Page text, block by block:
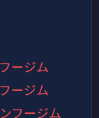
ージム
ージム
フージム